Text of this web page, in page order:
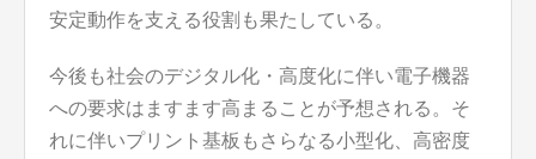
安定動作を支える役割も果たしている。
今後も社会のデジタル化・高度化に伴い電子機器
への要求はますます高まることが予想される。そ
れに伴いプリント基板もさらなる小型化、高密度